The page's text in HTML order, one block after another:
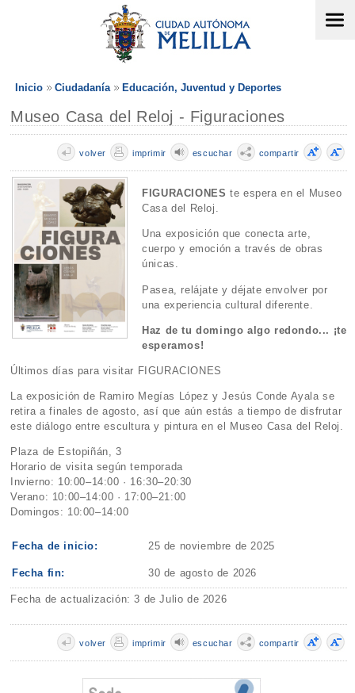
Inicio Ciudadanía Educación, Juventud y Deportes
Museo Casa del Reloj - Figuraciones
compartir
escuchar
imprimir
volver
FIGURACIONES te espera en el Museo
Casa del Reloj.
Una exposición que conecta arte,
cuerpo y emoción a través de obras
únicas.
Pasea, relájate y déjate envolver por
una experiencia cultural diferente.
Haz de tu domingo algo redondo... ¡te
esperamos!
Últimos días para visitar FIGURACIONES
La exposición de Ramiro Megías López y Jesús Conde Ayala se
retira a finales de agosto, así que aún estás a tiempo de disfrutar
este diálogo entre escultura y pintura en el Museo Casa del Reloj.
Plaza de Estopiñán, 3
Horario de visita según temporada
Invierno: 10:00–14:00 · 16:30–20:30
Verano: 10:00–14:00 · 17:00–21:00
Domingos: 10:00–14:00
Fecha de inicio: 25 de noviembre de 2025
Fecha fin: 30 de agosto de 2026
Fecha de actualización: 3 de Julio de 2026
compartir
escuchar
imprimir
volver